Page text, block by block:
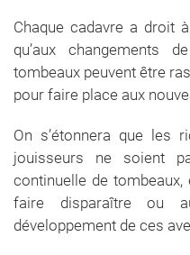
Chaque cadavre a droit
qu’aux changements
tombeaux peuvent être
pour faire place aux
On s’étonnera que les
jouisseurs ne soient
continuelle de tombeaux,
faire disparaître ou
développement de ces